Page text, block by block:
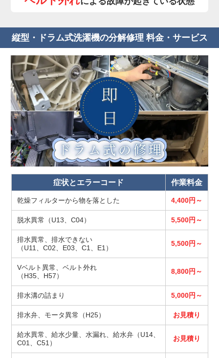
縦型・ドラム式洗濯機の分解修理 料金・サービス
症状とエラーコード 作業料金
乾燥フィルターから物を落とした 4,400円～
脱水異常（U13、C04） 5,500円～
排水異常、排水できない
（U11、C02、E03、C1、E1）
5,500円～
Vベルト異常、ベルト外れ
（H35、H57）
8,800円～
排水溝の詰まり 5,000円～
排水弁、モータ異常（H25） お見積り
給水異常、給水少量、水漏れ、給水弁（U14、
C01、C51）
お見積り